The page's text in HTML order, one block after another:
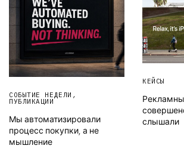
СОБЫТИЕ НЕДЕЛИ ,
ПУБЛИКАЦИИ
Мы автоматизировали
процесс покупки, а не
мышление
КЕЙСЫ
слышали